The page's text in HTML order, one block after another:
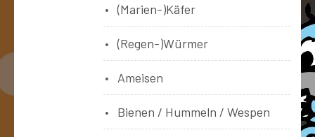
(Marien-)Käfer
(Regen-)Würmer
Ameisen
Bienen / Hummeln / Wespen